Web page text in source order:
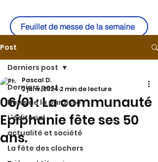
Feuillet de messe de la semaine
Post
Derniers post
News de la paroisse
L'éditorial
actualité et société
La fête des clochers
Derniers post
06/01 : La communauté
Epiphanie fête ses 50
ans.
Pascal D.
2 janv. 2024 2 min de lecture